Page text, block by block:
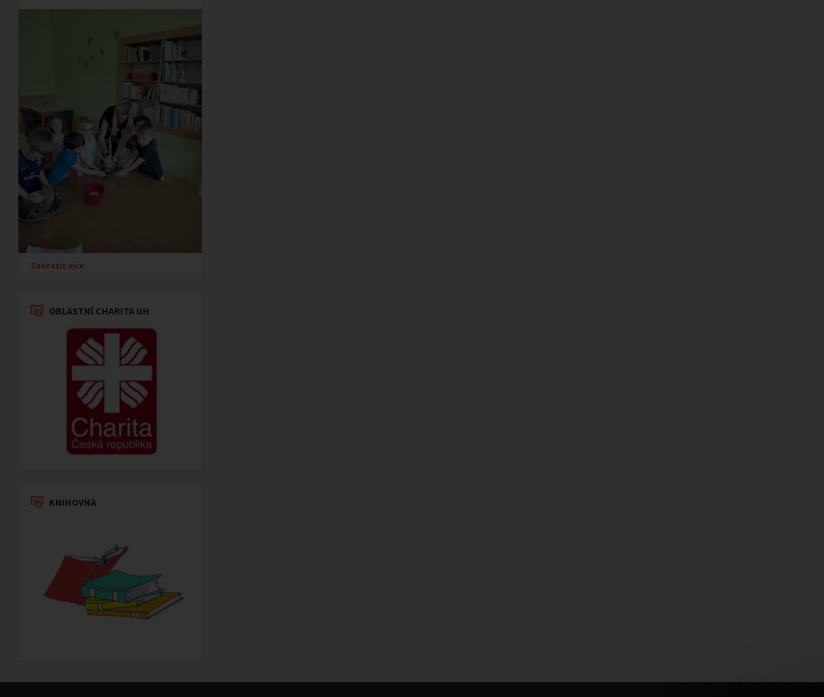
Zobrazit více
OBLASTNÍ CHARITA UH
KNIHOVNA